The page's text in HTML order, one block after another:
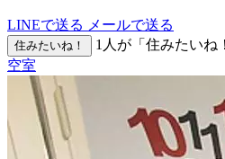
LINEで送る メールで送る
住みたいね！ 1 人が「住みたいね
空室